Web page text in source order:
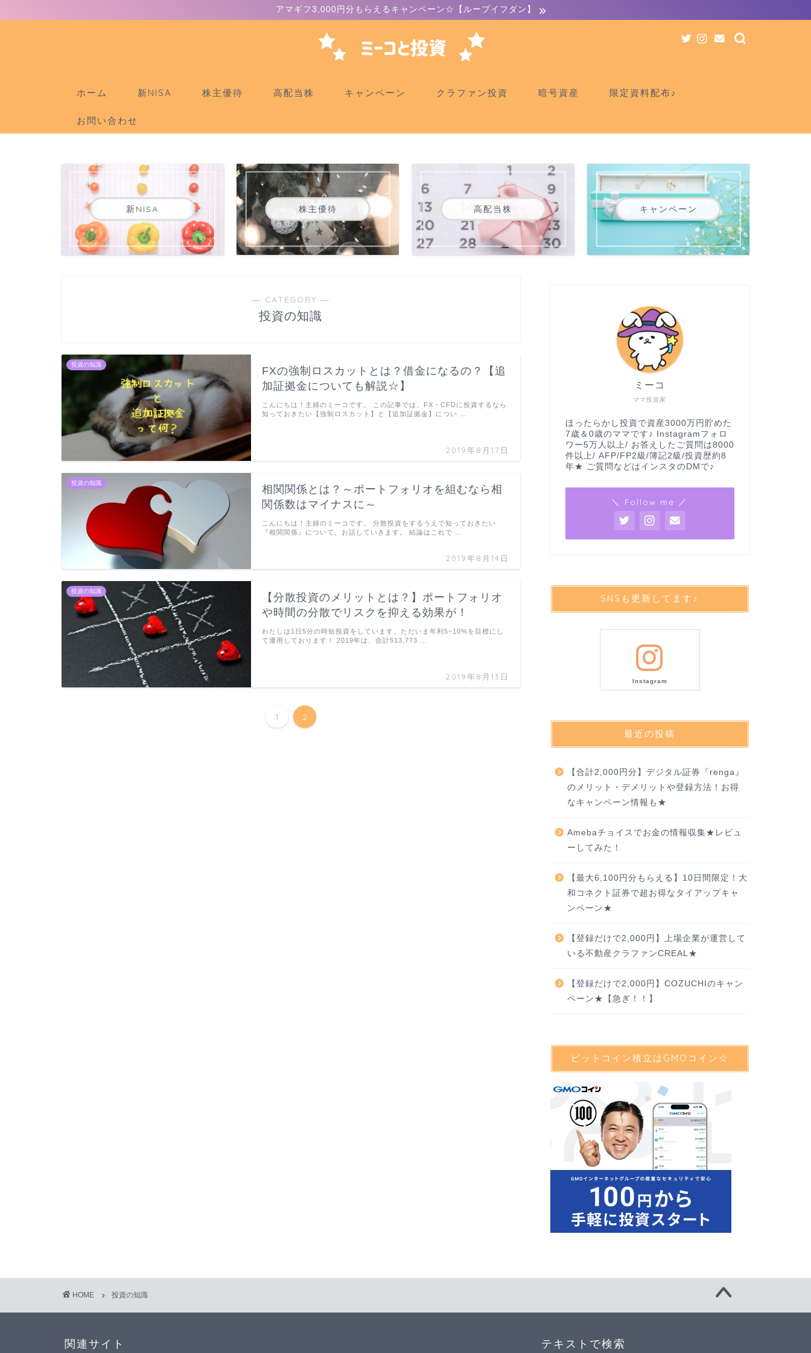
アマギフ3,000円分もらえるキャンペーン☆【ループイフダン】
ホーム 新NISA 株主優待 高配当株 キャンペーン クラファン投資 暗号資産 限定資料配布♪
お問い合わせ
新NISA 株主優待 高配当株 キャンペーン
― CATEGORY ―
投資の知識
投資の知識
FXの強制ロスカットとは？借金になるの？【追
加証拠金についても解説☆】
2019年8月17日
こんにちは！主婦のミーコです。 この記事では、FX・CFDに投資するなら
知っておきたい【強制ロスカット】と【追加証拠金】につい …
投資の知識
相関関係とは？～ポートフォリオを組むなら相
関係数はマイナスに～
2019年8月14日
こんにちは！主婦のミーコです。 分散投資をするうえで知っておきたい
『相関関係』について、お話していきます。 結論はこれで …
投資の知識
【分散投資のメリットとは？】ポートフォリオ
や時間の分散でリスクを抑える効果が！
2019年8月13日
わたしは1日5分の時短投資をしています。ただいま年利5~10%を目標にし
て運用しております！ 2019年は、合計513,773 …
1 2
ママ投資家
ミーコ
ほったらかし投資で資産3000万円貯めた
7歳＆0歳のママです♪ Instagramフォロ
ワー5万人以上/ お答えしたご質問は8000
件以上/ AFP/FP2級/簿記2級/投資歴約8
年★ ご質問などはインスタのDMで♪
＼ Follow me ／
SNSも更新してます♪
Instagram
最近の投稿
【合計2,000円分】デジタル証券『renga』
のメリット・デメリットや登録方法！お得
なキャンペーン情報も★
Amebaチョイスでお金の情報収集★レビュ
ーしてみた！
【最大6,100円分もらえる】10日間限定！大
和コネクト証券で超お得なタイアップキャ
ンペーン★
【登録だけで2,000円】上場企業が運営して
いる不動産クラファンCREAL★
【登録だけで2,000円】COZUCHIのキャン
ペーン★【急ぎ！！】
ビットコイン積立はGMOコイン☆
HOME 投資の知識
関連サイト テキストで検索